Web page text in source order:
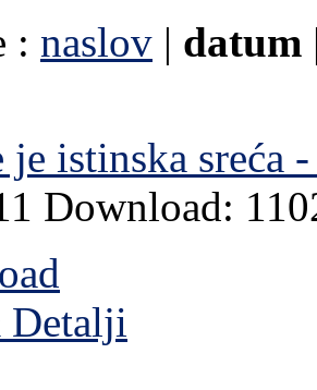
: naslov | datum
je istinska sreća
Download:
Detalji